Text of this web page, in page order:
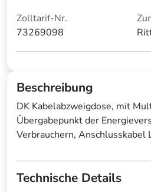
Zolltarif-Nr.
73269098
Beschreibung
DK Kabelabzweigdose, mit
Übergabepunkt der
Verbrauchern, Anschlusskabel
Technische Details